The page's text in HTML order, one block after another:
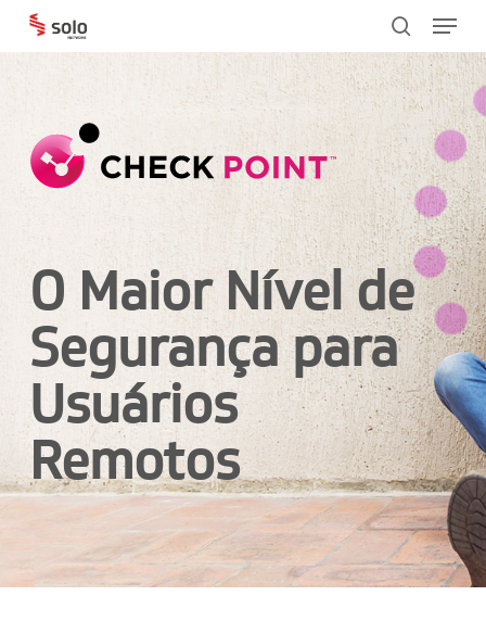
Skip
to
search
Menu
O Maior Nível de
Segurança para
Usuários
Remotos